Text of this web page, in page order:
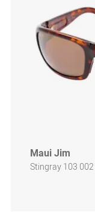
Maui Jim
Stingray 103 002